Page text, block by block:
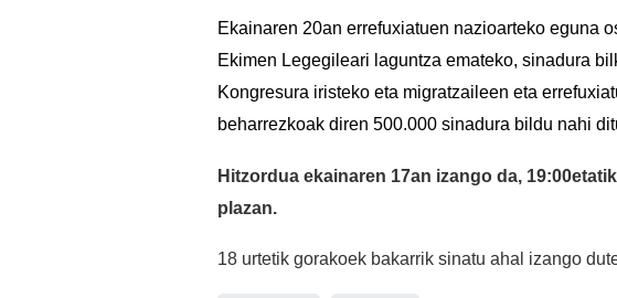
Ekainaren 20an errefuxiatuen nazioarteko eguna
Ekimen Legegileari laguntza emateko, sinadura
Kongresura iristeko eta migratzaileen eta
beharrezkoak diren 500.000 sinadura bildu nahi
Hitzordua ekainaren 17an izango da,
plazan.
18 urtetik gorakoek bakarrik sinatu ahal izango